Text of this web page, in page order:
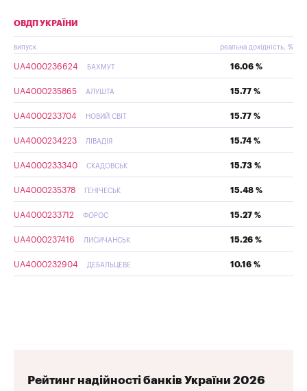
ОВДП УКРАЇНИ
випуск реальна дохідність, %
UA4000236624 БАХМУТ 16.06 %
UA4000235865 АЛУШТА 15.77 %
UA4000233704 НОВИЙ СВІТ 15.77 %
UA4000234223 ЛІВАДІЯ 15.74 %
UA4000233340 СКАДОВСЬК 15.73 %
UA4000235378 ГЕНІЧЕСЬК 15.48 %
UA4000233712 ФОРОС 15.27 %
UA4000237416 ЛИСИЧАНСЬК 15.26 %
UA4000232904 ДЕБАЛЬЦЕВЕ 10.16 %
Рейтинг надійності банків України 2026